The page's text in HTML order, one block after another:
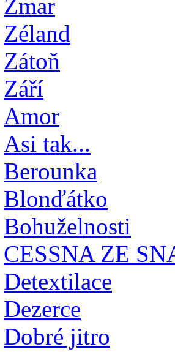
Zmar
Zéland
Zátoň
Září
Amor
Asi tak...
Berounka
Blonďátko
Bohuželnosti
CESSNA ZE
Detextilace
Dezerce
Dobré jitro